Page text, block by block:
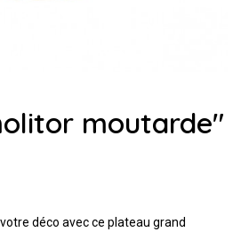
moutarde"
déco avec ce plateau grand